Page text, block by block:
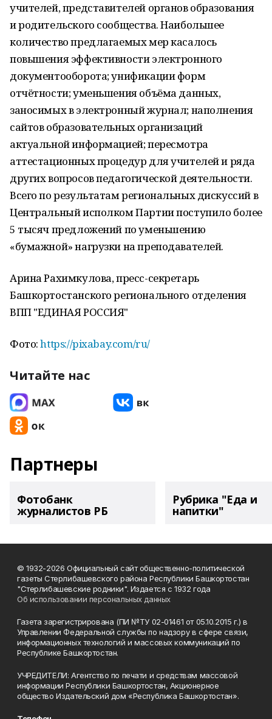
учителей, представителей органов образования
и родительского сообщества. Наибольшее
количество предлагаемых мер касалось
повышения эффективности электронного
документооборота; унификации форм
отчётности; уменьшения объёма данных,
заносимых в электронный журнал; наполнения
сайтов образовательных организаций
актуальной информацией; пересмотра
аттестационных процедур для учителей и ряда
других вопросов педагогической деятельности.
Всего по результатам региональных дискуссий в
Центральный исполком Партии поступило более
5 тысяч предложений по уменьшению
«бумажной» нагрузки на преподавателей.
Арина Рахимкулова, пресс-секретарь
Башкортостанского регионального отделения
ВПП "ЕДИНАЯ РОССИЯ"
Фото:https://pixabay.com/ru/
Читайте нас
Партнеры
Фотобанк
журналистов РБ
Рубрика "Еда и
напитки"
© 1932-2026 Официальный сайт общественно-политической
газеты Стерлибашевского района Республики Башкортостан
"Стерлибашевские родники". Издается с 1932 года
Об использовании персональных данных
Газета зарегистрирована (ПИ №ТУ 02-01461 от 05.10.2015 г.) в
Управлении Федеральной службы по надзору в сфере связи,
информационных технологий и массовых коммуникаций по
Республике Башкортостан.
УЧРЕДИТЕЛИ: Агентство по печати и средствам массовой
информации Республики Башкортостан, Акционерное
общество Издательский дом «Республика Башкортостан».